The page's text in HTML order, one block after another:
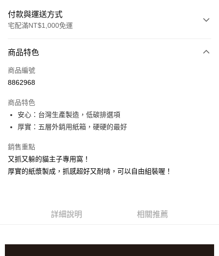
付款與運送方式
宅配滿NT$1,000免運
信用卡一次付款
信用卡分期付款
合作金庫商業銀行
華南商業銀行
彰化商業銀行
上海商業儲蓄銀行
台北富邦商業銀行
臺灣中小企業銀行
匯豐（台灣）商業銀行
聯邦商業銀行
遠東國際商業銀行
台灣樂天信用卡公司
LINE Pay
Apple Pay
街口支付
悠遊付
商品特色
商品編號
8862968
商品特色
安心：台灣生產製造，低碳排選項
厚實：五層外銷用紙箱，硬硬的最好
銷售重點
又抓又躲的貓主子專用窩！
厚實的紙漿製成，抓感超好又耐啃，可以自由組裝喔！
詳細說明 相關推薦